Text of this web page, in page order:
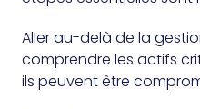
Aller au-delà de la
comprendre les actifs
ils peuvent être